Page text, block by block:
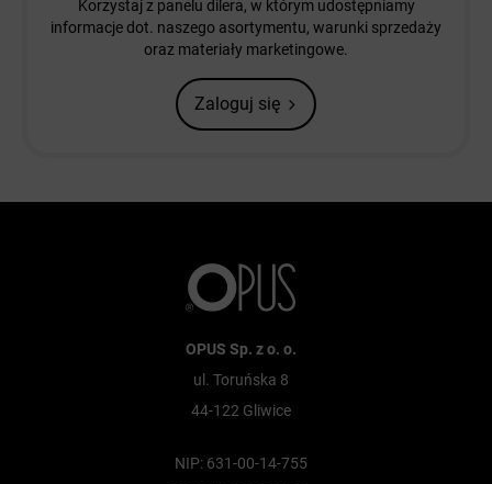
Korzystaj z panelu dilera, w którym udostępniamy
informacje dot. naszego asortymentu, warunki sprzedaży
oraz materiały marketingowe.
Zaloguj się
OPUS Sp. z o. o.
ul. Toruńska 8
44-122 Gliwice
NIP: 631-00-14-755